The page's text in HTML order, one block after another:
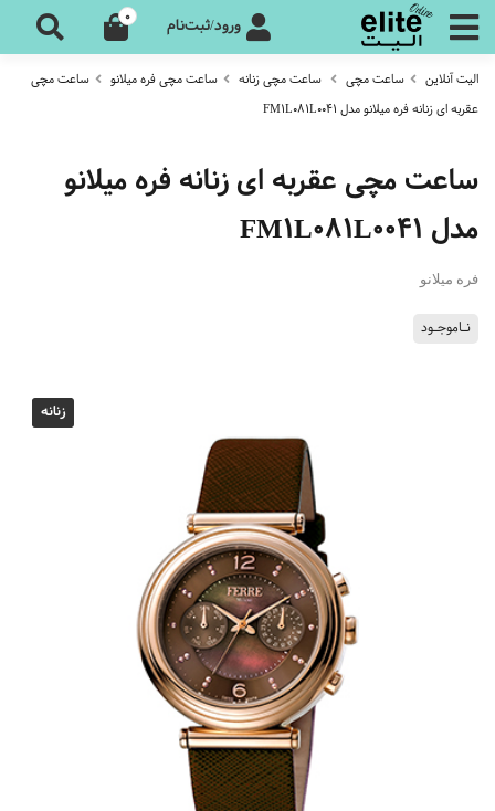
ورود/ثبت‌نام 0
الیت آنلاین ساعت مچی ساعت مچی زنانه ساعت مچی فره میلانو
ساعت مچی
عقربه ای زنانه فره میلانو مدل FM1L081L0041
ساعت مچی عقربه ای زنانه فره میلانو
مدل FM1L081L0041
فره میلانو
نـاموجـود
زنانه